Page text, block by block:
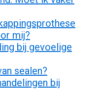
mij?
bij gevoelige
sealen?
bij